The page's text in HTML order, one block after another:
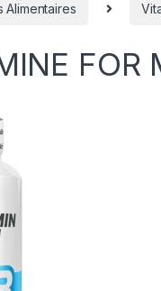
Alimentaires
FOR